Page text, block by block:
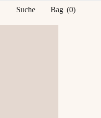
Suche Bag (0)